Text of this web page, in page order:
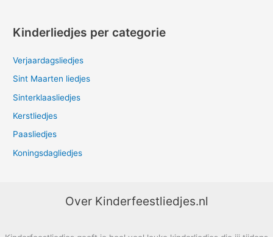
Kinderliedjes per categorie
Verjaardagsliedjes
Sint Maarten liedjes
Sinterklaasliedjes
Kerstliedjes
Paasliedjes
Koningsdagliedjes
Over Kinderfeestliedjes.nl